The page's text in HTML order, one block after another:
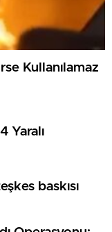
Kullanılamaz
Yaralı
baskısı